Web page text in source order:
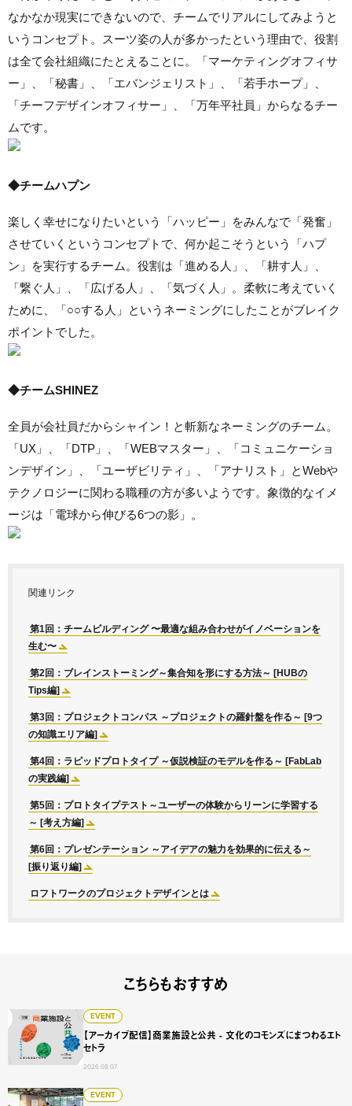
なかなか現実にできないので、チームでリアルにしてみようと
いうコンセプト。スーツ姿の人が多かったという理由で、役割
は全て会社組織にたとえることに。「マーケティングオフィサ
ー」、「秘書」、「エバンジェリスト」、「若手ホープ」、
「チーフデザインオフィサー」、「万年平社員」からなるチー
ムです。
◆チームハプン
楽しく幸せになりたいという「ハッピー」をみんなで「発奮」
させていくというコンセプトで、何か起こそうという「ハプ
ン」を実行するチーム。役割は「進める人」、「耕す人」、
「繋ぐ人」、「広げる人」、「気づく人」。柔軟に考えていく
ために、「○○する人」というネーミングにしたことがブレイク
ポイントでした。
◆チームSHINEZ
全員が会社員だからシャイン！と斬新なネーミングのチーム。
「UX」、「DTP」、「WEBマスター」、「コミュニケーショ
ンデザイン」、「ユーザビリティ」、「アナリスト」とWebや
テクノロジーに関わる職種の方が多いようです。象徴的なイメ
ージは「電球から伸びる6つの影」。
関連リンク
第1回：チームビルディング 〜最適な組み合わせがイノベーションを
生む〜
第2回：ブレインストーミング～集合知を形にする方法～ [HUBの
Tips編]
第3回：プロジェクトコンパス ～プロジェクトの羅針盤を作る～ [9つ
の知識エリア編]
第4回：ラピッドプロトタイプ ～仮説検証のモデルを作る～ [FabLab
の実践編]
第5回：プロトタイプテスト～ユーザーの体験からリーンに学習する
～ [考え方編]
第6回：プレゼンテーション ～アイデアの魅力を効果的に伝える～
[振り返り編]
ロフトワークのプロジェクトデザインとは
こちらもおすすめ
EVENT
【アーカイブ配信】商業施設と公共 - 文化のコモンズにまつわるエト
セトラ
2026.08.07
【アーカイブ配信】商業施設と公共 - 文化のコモンズにまつ
EVENT
Service Design Jam vol.4 他社のサービスを勝手に考える